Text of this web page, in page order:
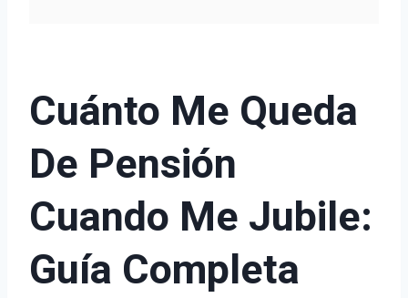
Cuánto Me Queda
De Pensión
Cuando Me Jubile:
Guía Completa